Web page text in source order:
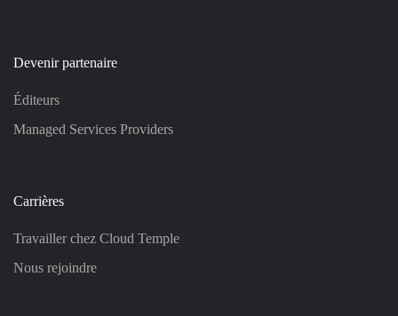
Devenir partenaire
Éditeurs
Managed Services Providers
Carrières
Travailler chez Cloud Temple
Nous rejoindre